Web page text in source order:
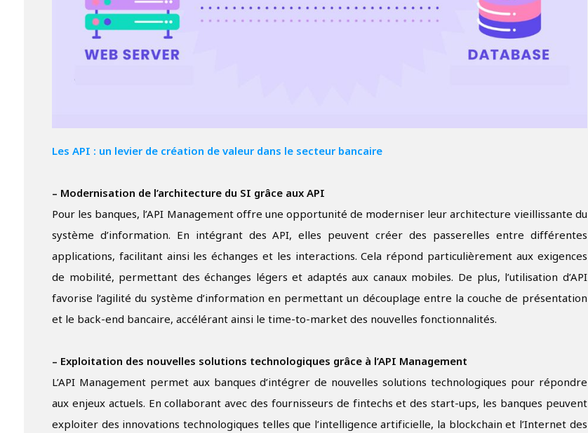
Les API : un levier de création de valeur dans le secteur bancaire
– Modernisation de l’architecture du SI grâce aux API
Pour les banques, l’API Management offre une opportunité de moderniser leur architecture vieillissante du
système d’information. En intégrant des API, elles peuvent créer des passerelles entre différentes
applications, facilitant ainsi les échanges et les interactions. Cela répond particulièrement aux exigences
de mobilité, permettant des échanges légers et adaptés aux canaux mobiles. De plus, l’utilisation d’API
favorise l’agilité du système d’information en permettant un découplage entre la couche de présentation
et le back-end bancaire, accélérant ainsi le time-to-market des nouvelles fonctionnalités.
– Exploitation des nouvelles solutions technologiques grâce à l’API Management
L’API Management permet aux banques d’intégrer de nouvelles solutions technologiques pour répondre
aux enjeux actuels. En collaborant avec des fournisseurs de fintechs et des start-ups, les banques peuvent
exploiter des innovations technologiques telles que l’intelligence artificielle, la blockchain et l’Internet des